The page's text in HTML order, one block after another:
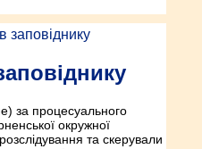
за процесуального
окружної
та скерували